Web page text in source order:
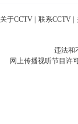
关于CCTV 联系CCTV
违法和
网上传播视听节目许